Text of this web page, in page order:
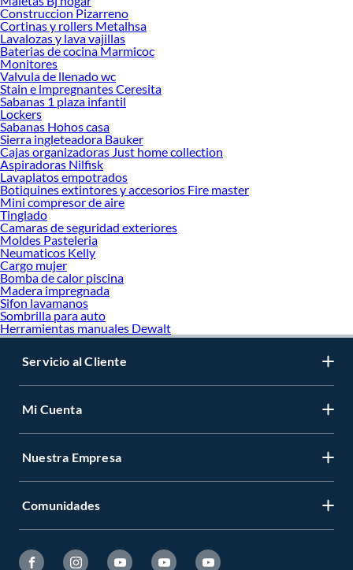
Construccion Pizarreno
Cortinas y rollers Metalhsa
Lavalozas y lava vajillas
Baterias de cocina Marmicoc
Monitores
Valvula de llenado wc
Stain e impregnantes Ceresita
Sabanas 1 plaza infantil
Lockers
Sabanas Hohos casa
Sierra ingleteadora Bauker
Cajas organizadoras Just home collection
Aspiradoras Nilfisk
Lavaplatos empotrados
Botiquines extintores y accesorios Fire master
Mini compresor de aire
Tinglado
Camaras de seguridad exteriores
Moldes Pasteleria
Neumaticos Kelly
Cargo mujer
Bomba de calor piscina
Madera impregnada
Sifon lavamanos
Sombrilla para auto
Herramientas manuales Dewalt
Servicio al Cliente
Mi Cuenta
Nuestra Empresa
Comunidades